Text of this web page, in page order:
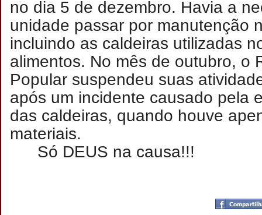
no dia 5 de dezembro. Havia a
unidade passar por manutenção
incluindo as caldeiras utilizadas
alimentos. No mês de outubro, o
Popular suspendeu suas
após um incidente causado pela
das caldeiras, quando houve
materiais.
Só DEUS na causa!!!
15:25